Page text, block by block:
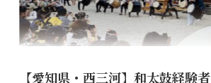
【愛知県・西三河】和太鼓経験者